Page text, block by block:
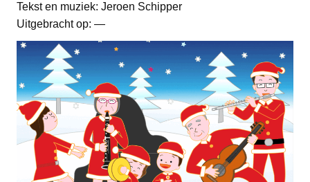
Tekst en muziek: Jeroen Schipper
Uitgebracht op: —